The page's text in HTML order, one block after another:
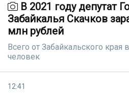
В 2021 году депутат
Забайкалья Скачков
млн рублей
Всего от Забайкальского края
человек
12:41